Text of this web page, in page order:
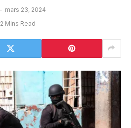
mars 23, 2024
2 Mins Read